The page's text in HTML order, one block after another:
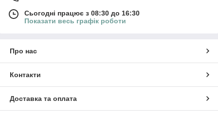
Сьогодні працює з 08:30 до 16:30
Показати весь графік роботи
Про нас
Контакти
Доставка та оплата